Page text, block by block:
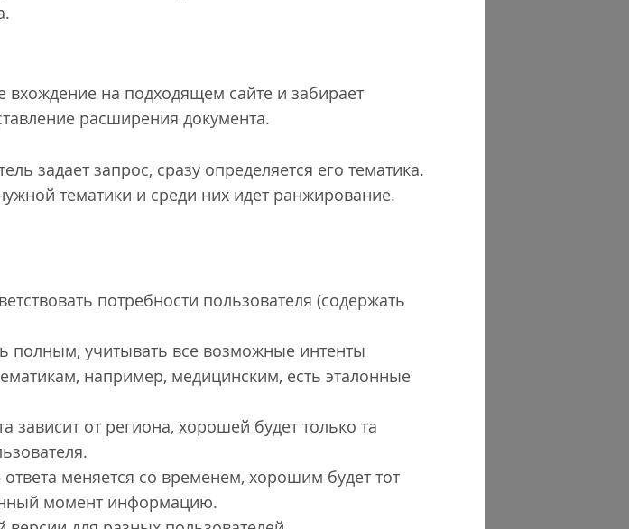
вхождение на подходящем сайте и забирает
расширения документа.
задает запрос, сразу определяется его тематика.
тематики и среди них идет ранжирование.
потребности пользователя (содержать
полным, учитывать все возможные интенты
например, медицинским, есть эталонные
зависит от региона, хорошей будет только та
меняется со временем, хорошим будет тот
момент информацию.